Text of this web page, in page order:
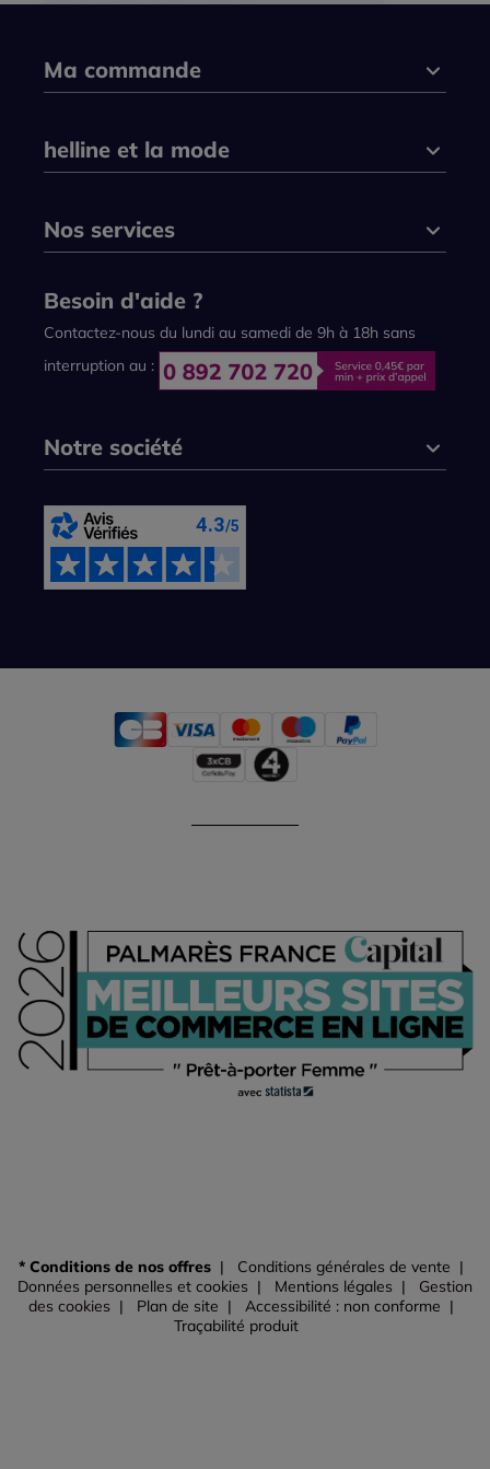
Ma commande
helline et la mode
Nos services
Besoin d'aide ?
Contactez-nous du lundi au samedi de 9h à 18h sans
interruption au :
Notre société
* Conditions de nos offres
Conditions générales de vente
Données personnelles et cookies
Mentions légales
Gestion
des cookies
Plan de site
Accessibilité : non conforme
Traçabilité produit